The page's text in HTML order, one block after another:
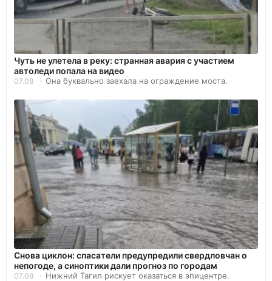
Чуть не улетела в реку: странная авария с участием
автоледи попала на видео
07.08 Она буквально заехала на ограждение моста.
Снова циклон: спасатели предупредили свердловчан о
непогоде, а синоптики дали прогноз по городам
07.08 Нижний Тагил рискует оказаться в эпицентре.